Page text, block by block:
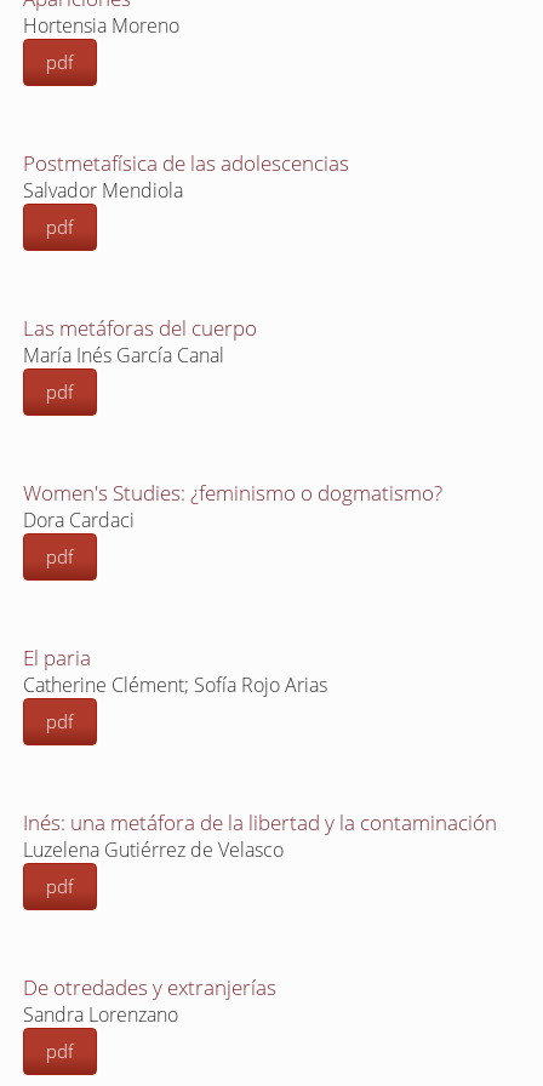
Hortensia Moreno
pdf
Postmetafísica de las adolescencias
Salvador Mendiola
pdf
Las metáforas del cuerpo
María Inés García Canal
pdf
Women's Studies: ¿feminismo o dogmatismo?
Dora Cardaci
pdf
El paria
Catherine Clément; Sofía Rojo Arias
pdf
Inés: una metáfora de la libertad y la contaminación
Luzelena Gutiérrez de Velasco
pdf
De otredades y extranjerías
Sandra Lorenzano
pdf